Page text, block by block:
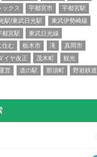
ックス 宇都宮市
宇都宮駅
駅/東武日光駅
東武伊勢崎線
都宮駅
東武日光線
住む 栃木市 滝
真岡市
イヤ改正 茂木町
観光
営 道の駅 那須町 野岩鉄道